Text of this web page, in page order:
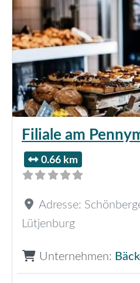
Filiale am
0.66 km
Adresse:
Lütjenburg
Unternehmen: